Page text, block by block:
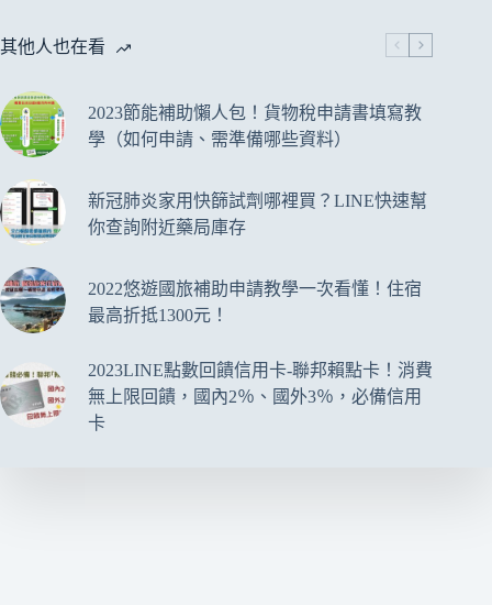
其他人也在看
2023節能補助懶人包！貨物稅申請書填寫教
學（如何申請、需準備哪些資料）
新冠肺炎家用快篩試劑哪裡買？LINE快速幫
你查詢附近藥局庫存
2022悠遊國旅補助申請教學一次看懂！住宿
最高折抵1300元！
2023LINE點數回饋信用卡-聯邦賴點卡！消費
無上限回饋，國內2％、國外3％，必備信用
卡